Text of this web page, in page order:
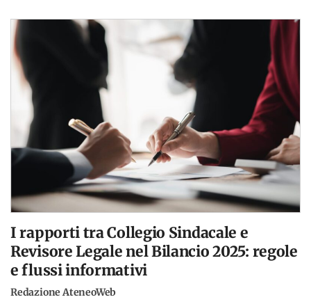
I rapporti tra Collegio Sindacale e
Revisore Legale nel Bilancio 2025: regole
e flussi informativi
Redazione AteneoWeb